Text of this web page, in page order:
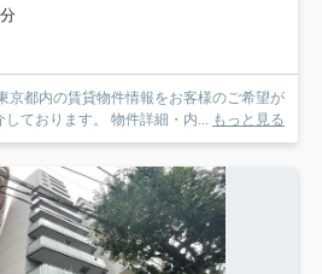
京都内の賃貸物件情報をお客様のご希望が
ております。 物件詳細・内... もっと見る